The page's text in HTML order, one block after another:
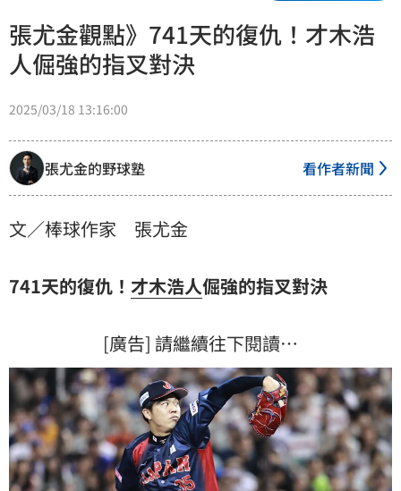
張尤金觀點》741天的復仇！才木浩
人倔強的指叉對決
2025/03/18 13:16:00
張尤金的野球塾 看作者新聞
文／棒球作家 張尤金
741天的復仇！ 才木浩人倔強的指叉對決
[廣告] 請繼續往下閱讀…